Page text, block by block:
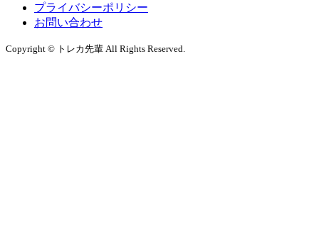
プライバシーポリシー
お問い合わせ
Copyright © トレカ先輩 All Rights Reserved.